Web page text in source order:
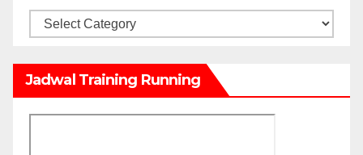
Kategori
Jadwal Training Running